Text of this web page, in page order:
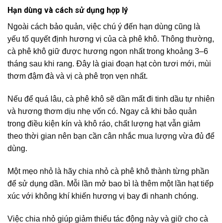
Hạn dùng và cách sử dụng hợp lý
Ngoài cách bảo quản, việc chú ý đến hạn dùng cũng là
yếu tố quyết định hương vị của cà phê khô. Thông thường,
cà phê khô giữ được hương ngon nhất trong khoảng 3–6
tháng sau khi rang. Đây là giai đoạn hạt còn tươi mới, mùi
thơm đậm đà và vị cà phê trọn vẹn nhất.
Nếu để quá lâu, cà phê khô sẽ dần mất đi tinh dầu tự nhiên
và hương thơm dịu nhẹ vốn có. Ngay cả khi bảo quản
trong điều kiện kín và khô ráo, chất lượng hạt vẫn giảm
theo thời gian nên bạn cần cân nhắc mua lượng vừa đủ để
dùng.
Một mẹo nhỏ là hãy chia nhỏ cà phê khô thành từng phần
để sử dụng dần. Mỗi lần mở bao bì là thêm một lần hạt tiếp
xúc với không khí khiến hương vị bay đi nhanh chóng.
Việc chia nhỏ giúp giảm thiểu tác động này và giữ cho cà